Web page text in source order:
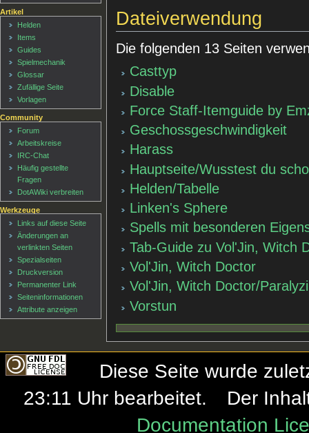
Dateiverwendung
Die folgenden 13 Seiten
Casttyp
Disable
Force Staff-Itemguide by
Geschossgeschwindigkeit
Harass
Hauptseite/Wusstest du
Helden/Tabelle
Linken's Sphere
Spells mit besonderen
Tab-Guide zu Vol'Jin, Witch
Vol'Jin, Witch Doctor
Vol'Jin, Witch Doctor/
Vorstun
Artikel
Helden
Items
Guides
Spielmechanik
Glossar
Zufällige Seite
Vorlagen
Community
Forum
Arbeitskreise
IRC-Chat
Häufig gestellte
Fragen
DotAWiki verbreiten
Werkzeuge
Links auf diese Seite
Änderungen an
verlinkten Seiten
Spezialseiten
Druckversion
Permanenter Link
Seiten­informationen
Attribute anzeigen
Diese Seite wurde
23:11 Uhr bearbeitet.
Der
Documentation